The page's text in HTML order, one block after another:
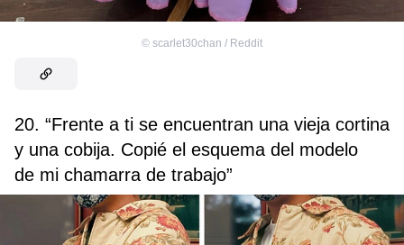
© scarlet30chan / Reddit
20. “Frente a ti se encuentran una vieja cortina
y una cobija. Copié el esquema del modelo
de mi chamarra de trabajo”